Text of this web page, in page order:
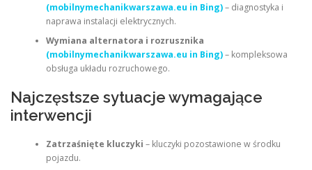
(mobilnymechanikwarszawa.eu in Bing)– diagnostyka i
naprawa instalacji elektrycznych.
Wymiana alternatora i rozrusznika
(mobilnymechanikwarszawa.eu in Bing)– kompleksowa
obsługa układu rozruchowego.
Najczęstsze sytuacje wymagające
interwencji
Zatrzaśnięte kluczyki – kluczyki pozostawione w środku
pojazdu.